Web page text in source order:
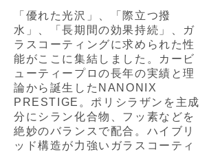
「優れた光沢」、「際立つ撥
水」、「長期間の効果持続」、ガ
ラスコーティングに求められた性
能がここに集結しました。カービ
ューティープロの長年の実績と理
論から誕生したNANONIX
PRESTIGE。ポリシラザンを主成
分にシラン化合物、フッ素などを
絶妙のバランスで配合。ハイブリ
ッド構造が力強いガラスコーティ